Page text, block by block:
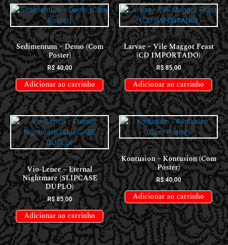
CDS NACIONAIS
Sedimentum – Demo (Com
Poster)
R$40,00
Adicionar ao carrinho
CDS INTERNACIONAIS
Larvae – Vile Maggot Feast
(CD IMPORTADO)
R$85,00
Adicionar ao carrinho
CDS NACIONAIS
Vio-Lence – Eternal
Nightmare (SLIPCASE
DUPLO)
R$85,00
Adicionar ao carrinho
CDS NACIONAIS
Kontusion – Kontusion (Com
Poster)
R$40,00
Adicionar ao carrinho